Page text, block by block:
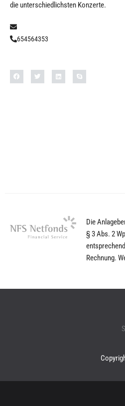
die unterschiedlichsten Konzerte.
654564353
Die
§ 3 Abs. 2
Rechnung.